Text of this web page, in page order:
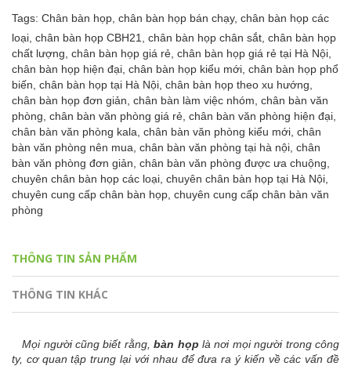
Tags: Chân bàn họp, chân bàn họp bán chạy, chân bàn họp các
loại, chân bàn họp CBH21, chân bàn họp chân sắt, chân bàn họp
chất lượng, chân bàn họp giá rẻ, chân bàn họp giá rẻ tại Hà Nội,
chân bàn họp hiện đại, chân bàn họp kiểu mới, chân bàn họp phổ
biến, chân bàn họp tại Hà Nội, chân bàn họp theo xu hướng,
chân bàn họp đơn giản, chân bàn làm việc nhóm, chân bàn văn
phòng, chân bàn văn phòng giá rẻ, chân bàn văn phòng hiện đại,
chân bàn văn phòng kala, chân bàn văn phòng kiểu mới, chân
bàn văn phòng nên mua, chân bàn văn phòng tại hà nội, chân
bàn văn phòng đơn giản, chân bàn văn phòng được ưa chuộng,
chuyên chân bàn họp các loại, chuyên chân bàn họp tại Hà Nội,
chuyên cung cấp chân bàn họp, chuyên cung cấp chân bàn văn
phòng
THÔNG TIN SẢN PHẨM
THÔNG TIN KHÁC
Mọi người cũng biết rằng,bàn họp là nơi mọi người trong công
ty, cơ quan tập trung lại với nhau để đưa ra ý kiến về các vấn đề